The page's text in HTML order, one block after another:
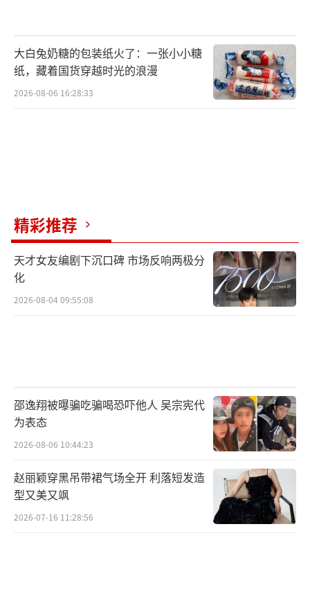
弛有度的轻喜风格串联出男女主囧态百出的生
活日常。预告片中，一段“绝望代购”的搞笑
视频让张冉成为国内新晋的表情包“网红”，
由此夫妻俩开启了“人形表情包养成计划”。
从主持人变搞笑博主，张冉在直播间花招百出
是老公基本法第二条，第一条是相信老婆”等
金句频出在线吸粉，“绝绝子夫妇”的相处碎
片欢乐逗趣又不失温暖，为观众展现出了夫妻
的好奇。“爱在当下”版海报组图都市质感浓
郁，用温暖细腻不失时尚的画面语言，传递出
剧集中几位主人公笑对生活困顿的内心张力。
大白兔奶糖的包装纸火了：一张小小糖
纸，藏着国货穿越时光的浪漫
2026-08-06 16:28:33
精彩推荐
天才女友编剧下沉口碑 市场反响两极分
化
2026-08-04 09:55:08
邵逸翔被曝骗吃骗喝恐吓他人 吴宗宪代
为表态
2026-08-06 10:44:23
赵丽颖穿黑吊带裙气场全开 利落短发造
型又美又飒
2026-07-16 11:28:56